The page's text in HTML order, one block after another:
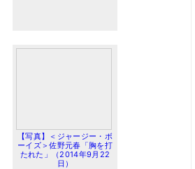
【写真】＜ジャージー・ボ
ーイズ＞佐野元春「胸を打
たれた」（2014年9月22
日）